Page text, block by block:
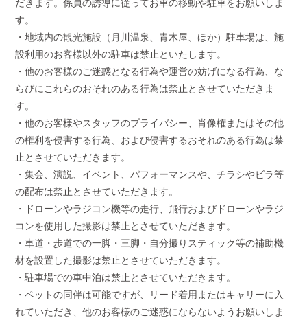
だきます。係員の誘導に従ってお車の移動や駐車をお願いしま
す。
・地域内の観光施設（月川温泉、青木屋、ほか）駐車場は、施
設利用のお客様以外の駐車は禁止といたします。
・他のお客様のご迷惑となる行為や運営の妨げになる行為、な
らびにこれらのおそれのある行為は禁止とさせていただきま
す。
・他のお客様やスタッフのプライバシー、肖像権またはその他
の権利を侵害する行為、および侵害するおそれのある行為は禁
止とさせていただきます。
・集会、演説、イベント、パフォーマンスや、チラシやビラ等
の配布は禁止とさせていただきます。
・ドローンやラジコン機等の走行、飛行およびドローンやラジ
コンを使用した撮影は禁止とさせていただきます。
・車道・歩道での一脚・三脚・自分撮りスティック等の補助機
材を設置した撮影は禁止とさせていただきます。
・駐車場での車中泊は禁止とさせていただきます。
・ペットの同伴は可能ですが、リード着用またはキャリーに入
れていただき、他のお客様のご迷惑にならないようお願いしま